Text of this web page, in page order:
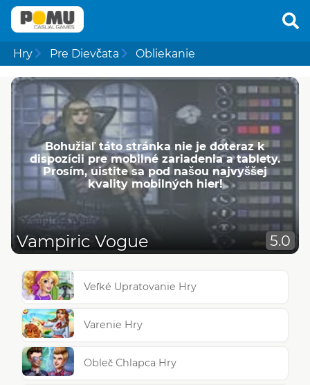
Hry Pre Dievčata Obliekanie
Bohužiaľ táto stránka nie je doteraz k
dispozícii pre mobilné zariadenia a tablety.
Prosím, uistite sa pod našou najvyššej
kvality mobilných hier!
Vampiric Vogue 5.0
Veľké Upratovanie Hry
Varenie Hry
Obleč Chlapca Hry